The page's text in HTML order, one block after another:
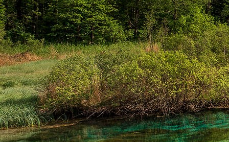
Hogy bensőmben maradjon rejtve a szellem
Megérzésem tőlem most szigorral ezt
Hogy isteni adottságaim beérvén
Teremjenek lelkem mélyén
Gyümölcsöt saját Énem számára.
17. hét
Így szól a kozmikus Ige,
Melyet érzékeim kapuin
Vezethettem lelkem mélységeibe:
Kozmikus távlataimmal töltsd be
Szellemed mélységeit, hogy
Megtalálhass engem -
18. hét